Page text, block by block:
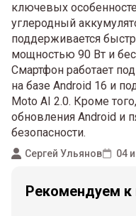
ключевых
углеродный
поддерживается
мощностью 90 Вт и
Смартфон работает
на базе Android 16 и
Moto AI 2.0. Кроме
обновления Android и
безопасности.
Сергей Ульянов 04
Рекомендуем к